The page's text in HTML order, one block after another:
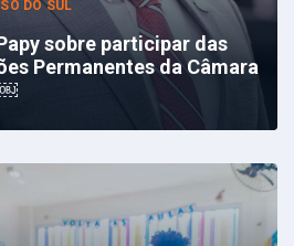
DO SUL
sobre participar das
Permanentes da Câmara